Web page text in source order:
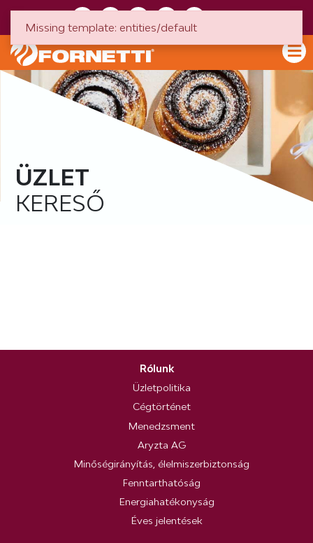
ÜZLET
KERESŐ
Rólunk
Üzletpolitika
Cégtörténet
Menedzsment
Aryzta AG
Minőségirányítás, élelmiszerbiztonság
Fenntarthatóság
Energiahatékonyság
Éves jelentések
Missing template: entities/default